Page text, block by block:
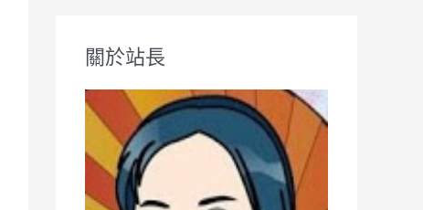
字
關於站長